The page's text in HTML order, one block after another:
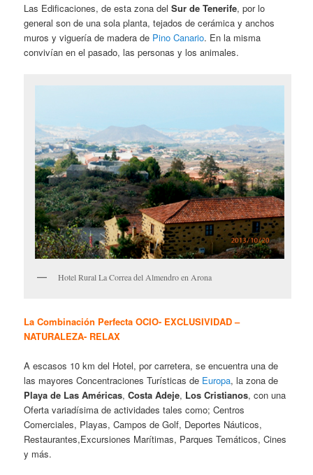
Las Edificaciones, de esta zona delSur de Tenerife, por lo
general son de una sola planta, tejados de cerámica y anchos
muros y viguería de madera de Pino Canario. En la misma
convivían en el pasado, las personas y los animales.
Hotel Rural La Correa del Almendro en Arona
La Combinación Perfecta OCIO- EXCLUSIVIDAD –
NATURALEZA- RELAX
A escasos 10 km del Hotel, por carretera, se encuentra una de
las mayores Concentraciones Turísticas de Europa, la zona de
Playa de Las Américas,Costa Adeje, Los Cristianos, con una
Oferta variadísima de actividades tales como; Centros
Comerciales, Playas, Campos de Golf, Deportes Náuticos,
Restaurantes,Excursiones Marítimas, Parques Temáticos, Cines
y más.